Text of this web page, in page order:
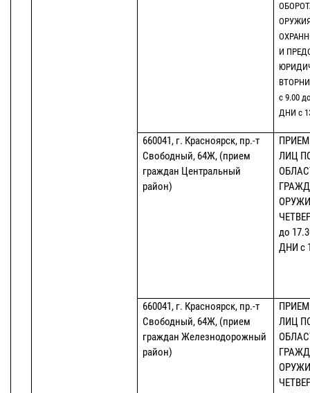
И
с 9.00
ДНИ с
660041, г. Красноярск, пр.-т
Свободный, 64Ж, (прием
граждан Центральный
район)
ЛИЦ
до
ДНИ с
660041, г. Красноярск, пр.-т
Свободный, 64Ж, (прием
граждан Железнодорожный
район)
ЛИЦ